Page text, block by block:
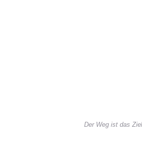
Der Weg ist das